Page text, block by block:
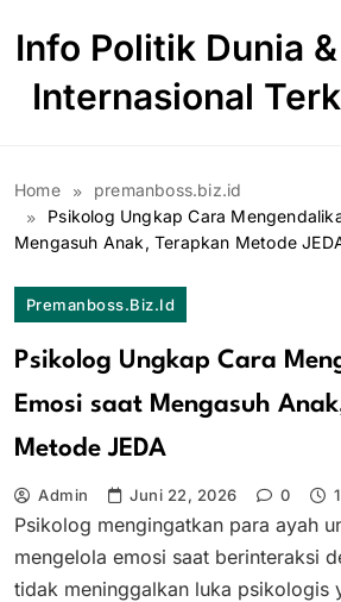
Info Politik Dunia
Internasional
Home
premanboss.biz.id
Psikolog Ungkap Cara
Mengasuh Anak, Terapkan Metode
Premanboss.biz.id
Psikolog Ungkap Cara
Emosi saat Mengasuh
Metode JEDA
Admin Juni 22, 2026 0
Psikolog mengingatkan para ayah
mengelola emosi saat berinteraksi
tidak meninggalkan luka psikologis